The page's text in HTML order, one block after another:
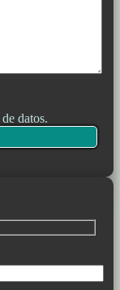
de datos.